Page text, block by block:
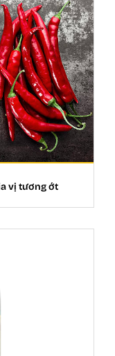
vị tương ớt